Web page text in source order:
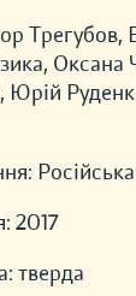
Оксана
Юрій
2017
тверда